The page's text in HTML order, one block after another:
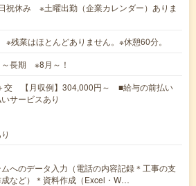
祝休み ※土曜出勤（企業カレンダー）ありま
残業はほとんどありません。※休憩60分。
～長期 ※8月～！
交 【月収例】304,000円～ ■給与の前払い
サービスあり
へのデータ入力（電話の内容記録＊工事の支
など）＊資料作成（Excel・W…